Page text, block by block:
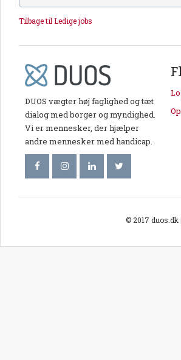
Tilbage til Ledige jobs
DUOS vægter høj faglighed og tæt
dialog med borger og myndighed.
Vi er mennesker, der hjælper
andre mennesker med handicap.
© 2017 duos.dk